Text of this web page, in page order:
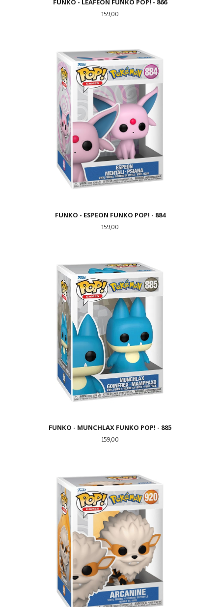
FUNKO - LEAFEON FUNKO POP! - 866
Pris
159,00
FUNKO - ESPEON FUNKO POP! - 884
Pris
159,00
FUNKO - MUNCHLAX FUNKO POP! - 885
Pris
159,00